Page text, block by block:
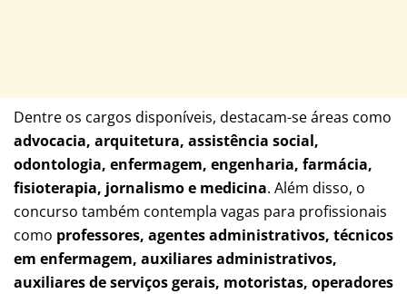
Dentre os cargos disponíveis, destacam-se áreas como
advocacia, arquitetura, assistência social,
odontologia, enfermagem, engenharia, farmácia,
fisioterapia, jornalismo e medicina. Além disso, o
concurso também contempla vagas para profissionais
como professores, agentes administrativos, técnicos
em enfermagem, auxiliares administrativos,
auxiliares de serviços gerais, motoristas, operadores